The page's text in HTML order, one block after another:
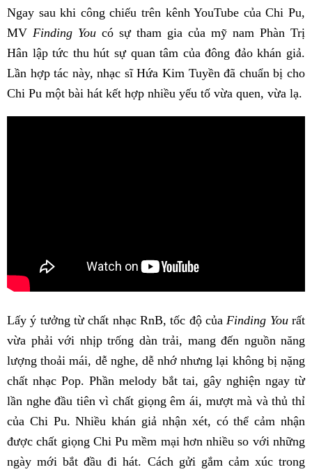
Ngay sau khi công chiếu trên kênh YouTube của Chi Pu,
MV Finding You có sự tham gia của mỹ nam Phàn Trị
Hân lập tức thu hút sự quan tâm của đông đảo khán giả.
Lần hợp tác này, nhạc sĩ Hứa Kim Tuyền đã chuẩn bị cho
Chi Pu một bài hát kết hợp nhiều yếu tố vừa quen, vừa lạ.
Lấy ý tưởng từ chất nhạc RnB, tốc độ củaFinding Yourất
vừa phải với nhịp trống dàn trải, mang đến nguồn năng
lượng thoải mái, dễ nghe, dễ nhớ nhưng lại không bị nặng
chất nhạc Pop. Phần melody bắt tai, gây nghiện ngay từ
lần nghe đầu tiên vì chất giọng êm ái, mượt mà và thủ thỉ
của Chi Pu. Nhiều khán giả nhận xét, có thể cảm nhận
được chất giọng Chi Pu mềm mại hơn nhiều so với những
ngày mới bắt đầu đi hát. Cách gửi gắm cảm xúc trong